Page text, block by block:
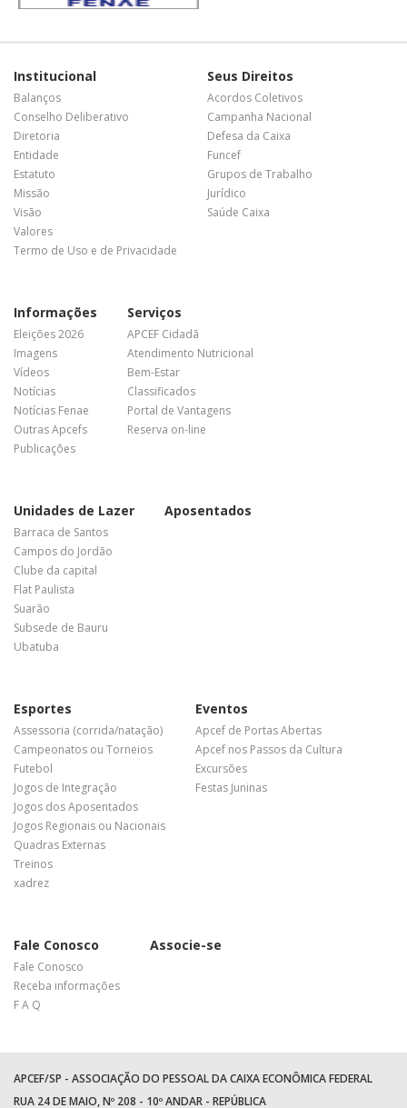
Institucional
Balanços
Conselho Deliberativo
Diretoria
Entidade
Estatuto
Missão
Visão
Valores
Termo de Uso e de Privacidade
Seus Direitos
Acordos Coletivos
Campanha Nacional
Defesa da Caixa
Funcef
Grupos de Trabalho
Jurídico
Saúde Caixa
Informações
Eleições 2026
Imagens
Vídeos
Notícias
Notícias Fenae
Outras Apcefs
Publicações
Serviços
APCEF Cidadã
Atendimento Nutricional
Bem-Estar
Classificados
Portal de Vantagens
Reserva on-line
Unidades de Lazer
Barraca de Santos
Campos do Jordão
Clube da capital
Flat Paulista
Suarão
Subsede de Bauru
Ubatuba
Aposentados
Esportes
Assessoria (corrida/natação)
Campeonatos ou Torneios
Futebol
Jogos de Integração
Jogos dos Aposentados
Jogos Regionais ou Nacionais
Quadras Externas
Treinos
xadrez
Eventos
Apcef de Portas Abertas
Apcef nos Passos da Cultura
Excursões
Festas Juninas
Fale Conosco
Fale Conosco
Receba informações
F A Q
Associe-se
APCEF/SP - ASSOCIAÇÃO DO PESSOAL DA CAIXA ECONÔMICA FEDERAL
RUA 24 DE MAIO, Nº 208 - 10º ANDAR - REPÚBLICA